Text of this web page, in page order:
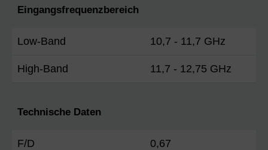
Eingangsfrequenzbereich
Low-Band 10,7 - 11,7 GHz
High-Band 11,7 - 12,75 GHz
Technische Daten
F/D 0,67